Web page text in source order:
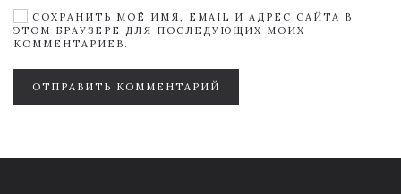
СОХРАНИТЬ МОЁ ИМЯ, EMAIL И АДРЕС САЙТА В
ЭТОМ БРАУЗЕРЕ ДЛЯ ПОСЛЕДУЮЩИХ МОИХ
КОММЕНТАРИЕВ.
ОТПРАВИТЬ КОММЕНТАРИЙ